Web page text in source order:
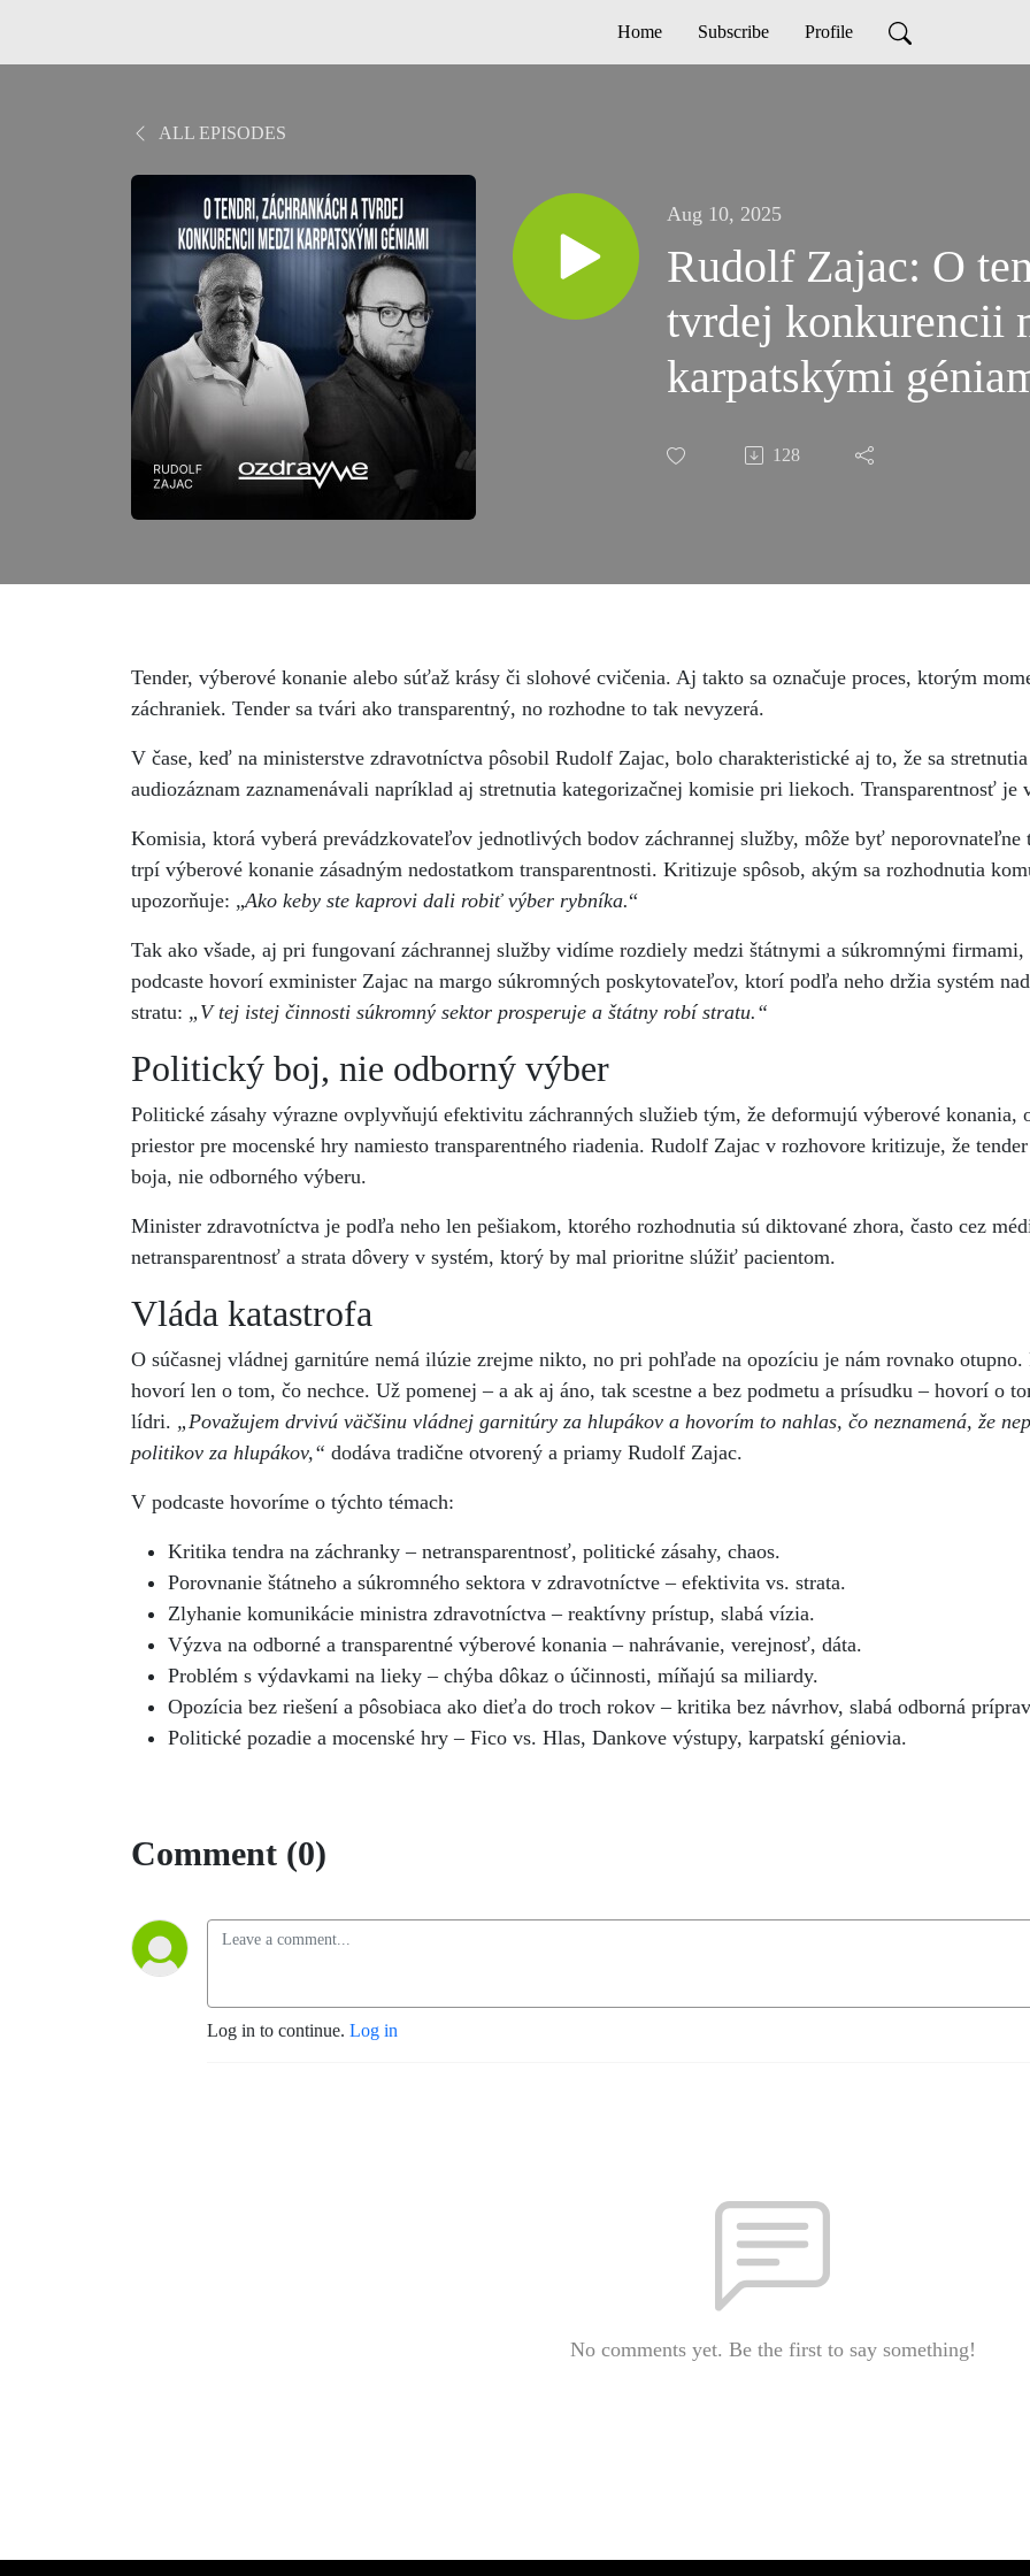
Home Subscribe Profile
ALL EPISODES
Aug 10, 2025
Rudolf Zajac: O
tvrdej konkurencii
karpatskými
128
Tender, výberové konanie alebo súťaž krásy či slohové cvičenia. Aj takto sa označuje proces, ktorým
záchraniek. Tender sa tvári ako transparentný, no rozhodne to tak nevyzerá.
V čase, keď na ministerstve zdravotníctva pôsobil Rudolf Zajac, bolo charakteristické aj to, že sa
audiozáznam zaznamenávali napríklad aj stretnutia kategorizačnej komisie pri liekoch. Transparentnosť je
Komisia, ktorá vyberá prevádzkovateľov jednotlivých bodov záchrannej služby, môže byť neporovnateľne
trpí výberové konanie zásadným nedostatkom transparentnosti. Kritizuje spôsob, akým sa rozhodnutia
upozorňuje: „Ako keby ste kaprovi dali robiť výber rybníka.“
Tak ako všade, aj pri fungovaní záchrannej služby vidíme rozdiely medzi štátnymi a súkromnými
podcaste hovorí exminister Zajac na margo súkromných poskytovateľov, ktorí podľa neho držia systém
stratu: „V tej istej činnosti súkromný sektor prosperuje a štátny robí stratu.“
Politický boj, nie odborný výber
Politické zásahy výrazne ovplyvňujú efektivitu záchranných služieb tým, že deformujú výberové konania,
priestor pre mocenské hry namiesto transparentného riadenia. Rudolf Zajac v rozhovore kritizuje, že
boja, nie odborného výberu.
Minister zdravotníctva je podľa neho len pešiakom, ktorého rozhodnutia sú diktované zhora, často cez
netransparentnosť a strata dôvery v systém, ktorý by mal prioritne slúžiť pacientom.
Vláda katastrofa
O súčasnej vládnej garnitúre nemá ilúzie zrejme nikto, no pri pohľade na opozíciu je nám rovnako
hovorí len o tom, čo nechce. Už pomenej – a ak aj áno, tak scestne a bez podmetu a prísudku – hovorí o
lídri. „Považujem drvivú väčšinu vládnej garnitúry za hlupákov a hovorím to nahlas, čo neznamená, že
politikov za hlupákov,“ dodáva tradične otvorený a priamy Rudolf Zajac.
V podcaste hovoríme o týchto témach:
Kritika tendra na záchranky – netransparentnosť, politické zásahy, chaos.
Porovnanie štátneho a súkromného sektora v zdravotníctve – efektivita vs. strata.
Zlyhanie komunikácie ministra zdravotníctva – reaktívny prístup, slabá vízia.
Výzva na odborné a transparentné výberové konania – nahrávanie, verejnosť, dáta.
Problém s výdavkami na lieky – chýba dôkaz o účinnosti, míňajú sa miliardy.
Opozícia bez riešení a pôsobiaca ako dieťa do troch rokov – kritika bez návrhov, slabá odborná
Politické pozadie a mocenské hry – Fico vs. Hlas, Dankove výstupy, karpatskí géniovia.
Comment (0)
Log in to continue. Log in
No comments yet. Be the first to say something!